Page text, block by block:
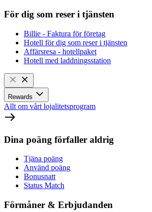
För dig som reser i tjänsten
Billie - Faktura för företag
Hotell för dig som reser i tjänsten
Affärsresa - hotellpaket
Hotell med laddningsstation
Rewards
Allt om vårt lojalitetsprogram
Dina poäng förfaller aldrig
Tjäna poäng
Använd poäng
Bonusnatt
Status Match
Förmåner & Erbjudanden